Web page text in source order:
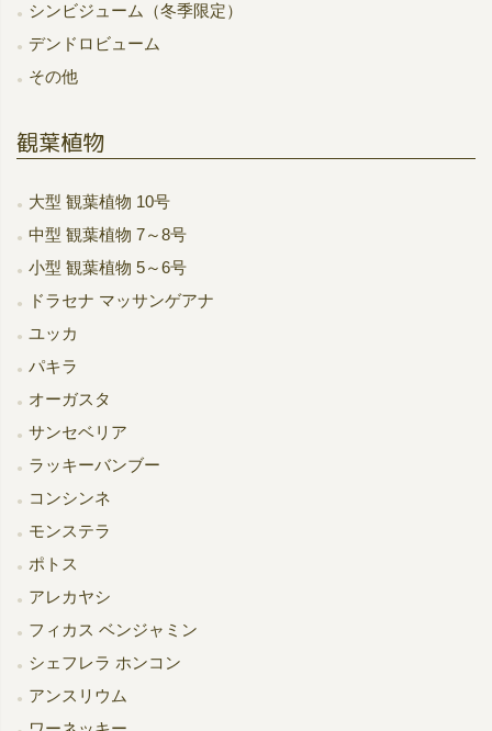
シンビジューム（冬季限定）
デンドロビューム
その他
観葉植物
大型 観葉植物 10号
中型 観葉植物 7～8号
小型 観葉植物 5～6号
ドラセナ マッサンゲアナ
ユッカ
パキラ
オーガスタ
サンセベリア
ラッキーバンブー
コンシンネ
モンステラ
ポトス
アレカヤシ
フィカス ベンジャミン
シェフレラ ホンコン
アンスリウム